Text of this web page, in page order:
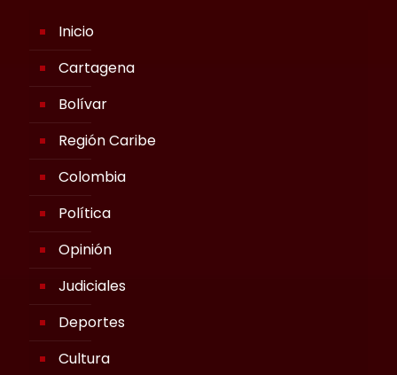
Inicio
Cartagena
Bolívar
Región Caribe
Colombia
Política
Opinión
Judiciales
Deportes
Cultura